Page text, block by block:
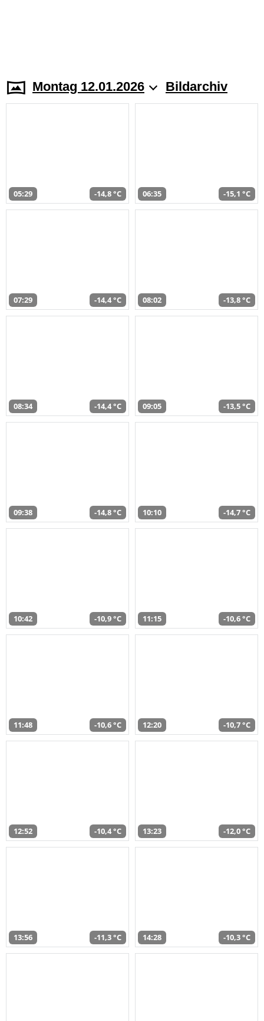
Montag 12.01.2026 Bildarchiv
05:29 -14,8 °C 06:35 -15,1 °C
07:29 -14,4 °C 08:02 -13,8 °C
08:34 -14,4 °C 09:05 -13,5 °C
09:38 -14,8 °C 10:10 -14,7 °C
10:42 -10,9 °C 11:15 -10,6 °C
11:48 -10,6 °C 12:20 -10,7 °C
12:52 -10,4 °C 13:23 -12,0 °C
13:56 -11,3 °C 14:28 -10,3 °C